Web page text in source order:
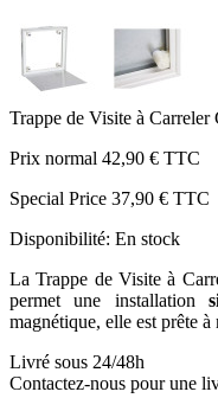
Trappe de Visite à
Prix normal 42,90 € TTC
Special Price 37,90 € TTC
Disponibilité: En stock
La Trappe de Visite à
permet une installation
magnétique, elle est prête
Livré sous 24/48h
Contactez-nous pour une